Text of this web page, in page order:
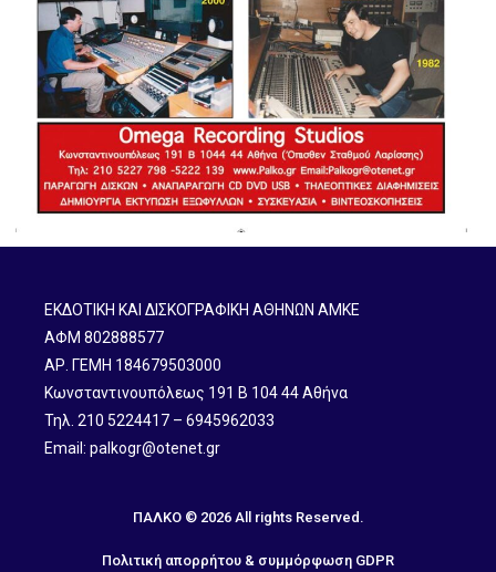
ΕΚΔΟΤΙΚΗ ΚΑΙ ΔΙΣΚΟΓΡΑΦΙΚΗ ΑΘΗΝΩΝ ΑΜΚΕ
ΑΦΜ 802888577
ΑΡ. ΓΕΜΗ 184679503000
Κωνσταντινουπόλεως 191 B 104 44 Αθήνα
Τηλ. 210 5224417 – 6945962033
Email: palkogr@otenet.gr
ΠΑΛΚΟ © 2026 All rights Reserved.
Πολιτική απορρήτου & συμμόρφωση GDPR